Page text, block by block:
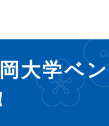
大学ベン